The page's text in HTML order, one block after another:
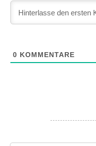
0 KOMMENTARE